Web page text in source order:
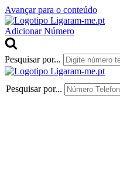
Avançar para o conteúdo
Adicionar Número
Pesquisar por...
Pesquisar por...